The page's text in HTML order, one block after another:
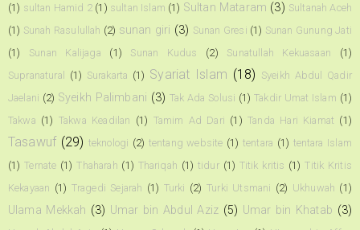
(1) sultan Hamid 2 (1) sultan Islam (1) Sultan Mataram (3) Sultanah Aceh
(1) Sunah Rasulullah (2) sunan giri (3) Sunan Gresi (1) Sunan Gunung Jati
(1)
Sunan Kalijaga (1) Sunan Kudus (2) Sunatullah Kekuasaan
(1)
Supranatural
(1) Surakarta (1) Syariat Islam (18) Syeikh Abdul Qadir
Jaelani (2) Syeikh Palimbani (3) Tak Ada Solusi (1) Takdir Umat Islam (1)
Takwa (1) Takwa Keadilan (1) Tamim Ad Dari (1) Tanda Hari Kiamat (1)
Tasawuf (29) teknologi (2) tentang website (1) tentara (1) tentara Islam
(1) Ternate (1) Thaharah (1) Thariqah (1) tidur (1) Titik kritis (1) Titik Kritis
Kekayaan (1) Tragedi Sejarah (1) Turki (2) Turki Utsmani (2) Ukhuwah (1)
Ulama Mekkah (3) Umar bin Abdul Aziz (5) Umar bin Khatab (3)